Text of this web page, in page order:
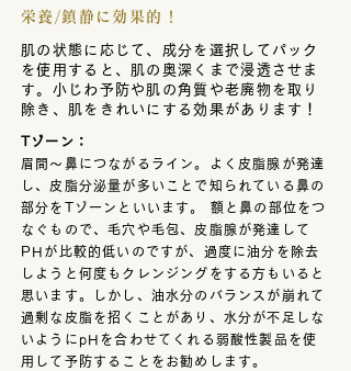
栄養/鎮静に効果的！
肌の状態に応じて、成分を選択してパック
を使用すると、肌の奥深くまで浸透させま
す。小じわ予防や肌の角質や老廃物を取り
除き、肌をきれいにする効果があります！
​Tゾーン：
眉間〜鼻につながるライン。よく皮脂腺が発達
し、皮脂分泌量が多いことで知られている鼻の
部分をTゾーンといいます。 額と鼻の部位をつ
なぐもので、毛穴や毛包、皮脂腺が発達して
PHが比較的低いのですが、過度に油分を除去
しようと何度もクレンジングをする方もいると
思います。しかし、油水分のバランスが崩れて
過剰な皮脂を招くことがあり、水分が不足しな
いようにpHを合わせてくれる弱酸性製品を使
用して予防することをお勧めします。